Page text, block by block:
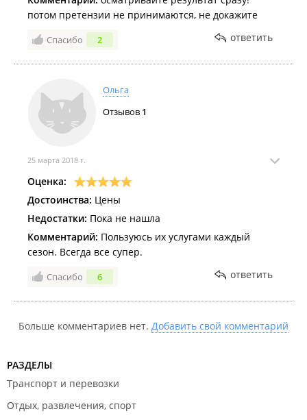
потом претензии не принимаются, не докажите
Спасибо 2 ответить
Ольга
Отзывов 1
25 марта 2018 г.
Оценка:
Достоинства: Цены
Недостатки: Пока не нашла
Комментарий: Пользуюсь их услугами каждый
сезон. Всегда все супер.
Спасибо 6 ответить
Больше комментариев нет. Добавить свой комментарий
РАЗДЕЛЫ
Транспорт и перевозки
Отдых, развлечения, спорт